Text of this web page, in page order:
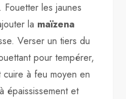
les jaunes
la maïzena
Verser un tiers du
pour tempérer,
à feu moyen en
épaississement et